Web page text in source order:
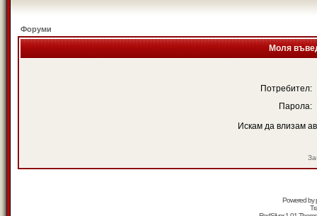
Форуми
Моля
Потребител:
Парола:
Искам да влизам
Powered by